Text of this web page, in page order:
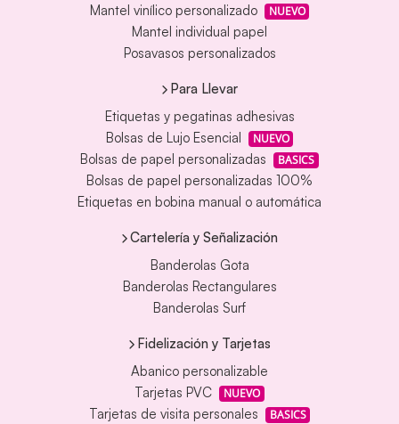
Mantel vinílico personalizado
NUEVO
Mantel individual papel
Posavasos personalizados
Para Llevar
Etiquetas y pegatinas adhesivas
Bolsas de Lujo Esencial
NUEVO
Bolsas de papel personalizadas BASICS
Bolsas de papel personalizadas 100%
Etiquetas en bobina manual o automática
Cartelería y Señalización
Banderolas Gota
Banderolas Rectangulares
Banderolas Surf
Fidelización y Tarjetas
Abanico personalizable
Tarjetas PVC
NUEVO
Tarjetas de visita personales BASICS